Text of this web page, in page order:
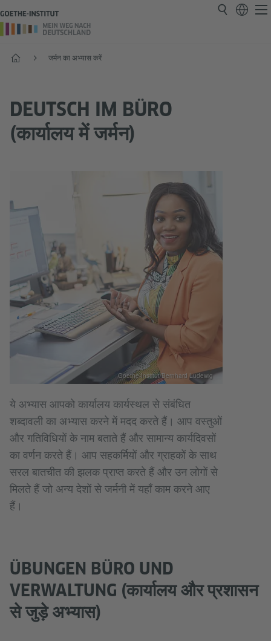
प्रारंभ जर्मन का अभ्यास करें
DEUTSCH IM BÜRO
(कार्यालय में जर्मन)
Goethe-Institut/Bernhard Ludewig
ये अभ्यास आपको कार्यालय कार्यस्थल से संबंधित
शब्दावली का अभ्यास करने में मदद करते हैं। आप वस्तुओं
और गतिविधियों के नाम बताते हैं और सामान्य कार्यदिवसों
का वर्णन करते हैं। आप सहकर्मियों और ग्राहकों के साथ
सरल बातचीत की झलक प्राप्त करते हैं और उन लोगों से
मिलते हैं जो अन्य देशों से जर्मनी में यहाँ काम करने आए
हैं।
ÜBUNGEN BÜRO UND
VERWALTUNG (कार्यालय और प्रशासन
से जुड़े अभ्यास)